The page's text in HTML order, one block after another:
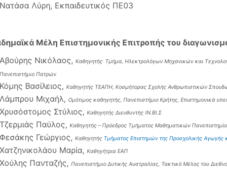
Νατάσα Λύρη, Εκπαιδευτικός ΠΕ03
Mέλη Επιστημονικής Επιτροπής του
Αβούρης Νικόλαος, Καθηγητής Τμήμα, Ηλεκτρολόγων Μηχανικών και
Πανεπιστήμιο Πατρών
Κόμης Βασίλειος, Καθηγητής ΤΕΑΠΗ, Κοσμήτορας Σχολής Ανθρωπιστικών
Λάμπρου Μιχαήλ, Ομότιμος καθηγητής, Πανεπιστήμιο Κρήτης, Επιστημονικά
Χρυσόστομος Στύλιος, Καθηγητής Διευθυντής ΙΝ.ΒΙ.Σ
Τζερμιάς Παύλος, Καθηγητής – Πρόεδρος Τμήματος Μαθηματικών
Φεσάκης Γεώργιος, Καθηγητής Τμήματος Επιστημών της Προσχολικής Αγωγής
Χατζηνικολάου Μαρία, Καθηγήτρια ΕΑΠ
Χούλης Πανταζής, Πανεπιστήμιο Δυτικής Αυστραλίας, Τακτικό Μέλος του